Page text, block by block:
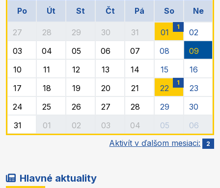
Po Út St Čt Pá So Ne
27 28 29 30 31 01
1
02
03
04 05 06 07 08
09
10
11 12 13 14 15
16
17
18 19 20 21 22
1
23
24
25 26 27 28 29
30
31
01 02 03 04 05
06
Aktivít v ďalšom mesiaci:
2
Hlavné aktuality